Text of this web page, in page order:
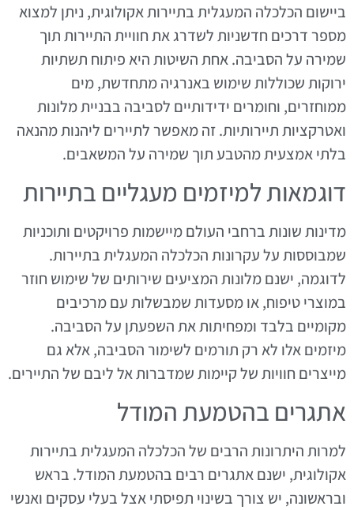
ביישום הכלכלה המעגלית בתיירות אקולוגית, ניתן למצוא
מספר דרכים חדשניות לשדרג את חוויית התיירות תוך
שמירה על הסביבה. אחת השיטות היא פיתוח תשתיות
ירוקות שכוללות שימוש באנרגיה מתחדשת, מים
ממוחזרים, וחומרים ידידותיים לסביבה בבניית מלונות
ואטרקציות תיירותיות. זה מאפשר לתיירים ליהנות מהנאה
בלתי אמצעית מהטבע תוך שמירה על המשאבים.
דוגמאות למיזמים מעגליים בתיירות
מדינות שונות ברחבי העולם מיישמות פרויקטים ותוכניות
שמבוססות על עקרונות הכלכלה המעגלית בתיירות.
לדוגמה, ישנם מלונות המציעים שירותים של שימוש חוזר
במוצרי טיפוח, או מסעדות שמבשלות עם מרכיבים
מקומיים בלבד ומפחיתות את השפעתן על הסביבה.
מיזמים אלו לא רק תורמים לשימור הסביבה, אלא גם
מייצרים חוויות של קיימות שמדברות אל ליבם של התיירים.
אתגרים בהטמעת המודל
למרות היתרונות הרבים של הכלכלה המעגלית בתיירות
אקולוגית, ישנם אתגרים רבים בהטמעת המודל. בראש
ובראשונה, יש צורך בשינוי תפיסתי אצל בעלי עסקים ואנשי